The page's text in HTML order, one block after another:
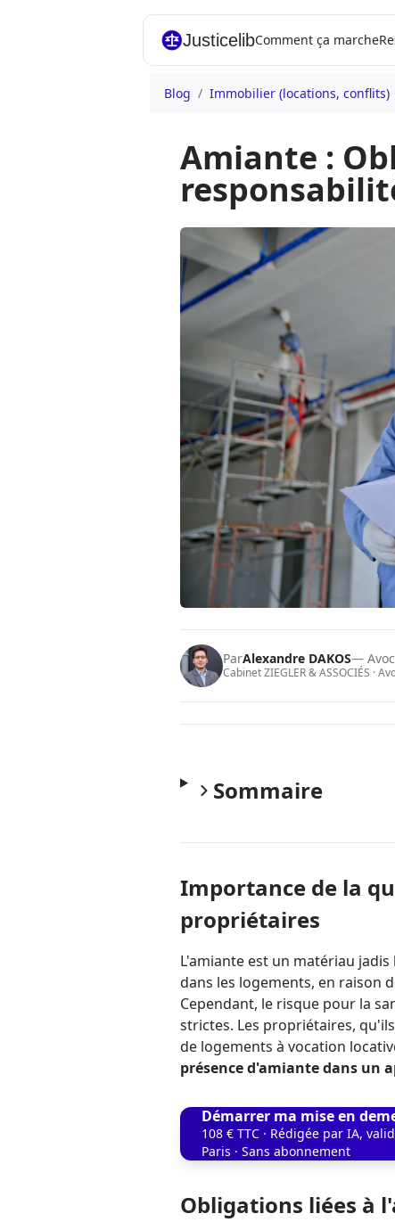
JusticelibComment ça marche
Blog Immobilier (locations, conflits)
Amiante :
ParAlexandre DAKOS—
Cabinet ZIEGLER & ASSOCIÉS ·
Sommaire
Importance de la
propriétaires
L'amiante est un matériau
dans les logements, en raison
Cependant, le risque pour la
strictes. Les propriétaires,
de logements à vocation
présence d'amiante dans un
Démarrer ma mise en
108 € TTC · Rédigée par IA,
Paris · Sans abonnement
Obligations liées à